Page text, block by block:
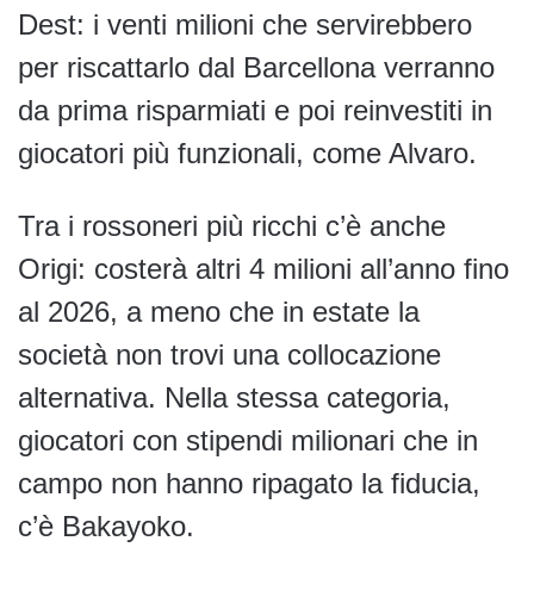
Dest: i venti milioni che servirebbero
per riscattarlo dal Barcellona verranno
da prima risparmiati e poi reinvestiti in
giocatori più funzionali, come Alvaro.
Tra i rossoneri più ricchi c’è anche
Origi: costerà altri 4 milioni all’anno fino
al 2026, a meno che in estate la
società non trovi una collocazione
alternativa. Nella stessa categoria,
giocatori con stipendi milionari che in
campo non hanno ripagato la fiducia,
c’è Bakayoko.